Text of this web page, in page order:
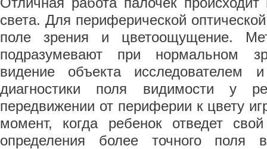
света. Для периферической
поле зрения и цветоощущение.
подразумевают при нормальном
видение объекта исследователем
диагностики поля видимости у
передвижении от периферии к цвету
момент, когда ребенок отведет
определения более точного поля